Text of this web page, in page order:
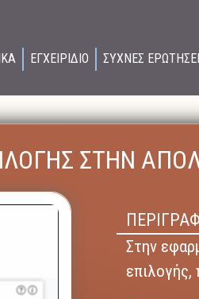
ΕΓΧΕΙΡΙΔΙΟ ΣΥΧΝΕΣ
ΣΤΗΝ
Στην
επιλογής,